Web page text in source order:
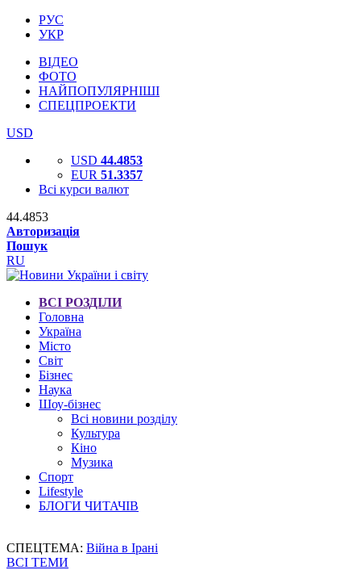
РУС
УКР
ВІДЕО
ФОТО
НАЙПОПУЛЯРНІШІ
СПЕЦПРОЕКТИ
USD
USD 44.4853
EUR 51.3357
Всі курси валют
44.4853
Авторизація
Пошук
RU
ВСІ РОЗДІЛИ
Головна
Україна
Місто
Світ
Бізнес
Наука
Шоу-бізнес
Всі новини розділу
Культура
Кіно
Музика
Спорт
Lifestyle
БЛОГИ ЧИТАЧІВ
СПЕЦТЕМА: Війна в Ірані
ВСІ ТЕМИ